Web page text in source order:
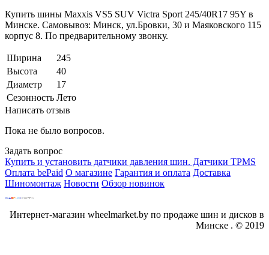
Купить шины Maxxis VS5 SUV Victra Sport 245/40R17 95Y в
Минске. Самовывоз: Минск, ул.Бровки, 30 и Маяковского 115
корпус 8. По предварительному звонку.
Ширина
245
Высота
40
Диаметр
17
Сезонность Лето
Написать отзыв
Пока не было вопросов.
Задать вопрос
Купить и установить датчики давления шин. Датчики TPMS
Оплата bePaid О магазине Гарантия и оплата Доставка
Шиномонтаж Новости Обзор новинок
Интернет-магазин wheelmarket.by по продаже шин и дисков в
Минске . © 2019